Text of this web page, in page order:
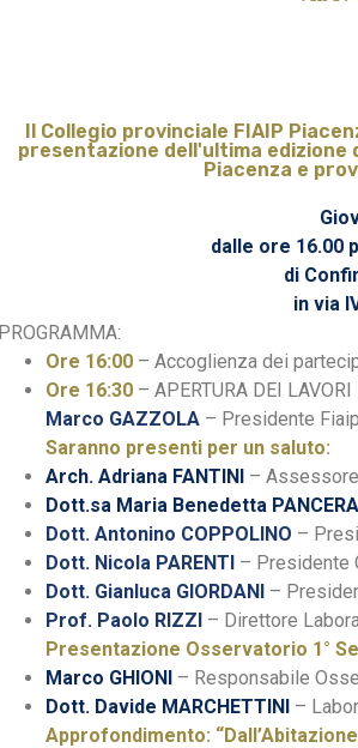
Il Collegio provinciale FIAIP
presentazione dell'ultima edizione
Piacenza e
dalle ore 16.00
di
in via
PROGRAMMA:
Ore 16:00 – Accoglienza dei
Ore 16:30 – APERTURA DEI LAVORI
Marco GAZZOLA – Presidente
Saranno presenti per un saluto:
Arch. Adriana FANTINI
–
Dott.sa Maria Benedetta PANCERA
Dott. Antonino COPPOLINO –
Dott. Nicola PARENTI – Presidente
Dott. Gianluca GIORDANI
–
Prof. Paolo RIZZI – Direttore
Presentazione Osservatorio 1°
Marco GHIONI
– Responsabile
Dott. Davide MARCHETTINI –
Approfondimento: